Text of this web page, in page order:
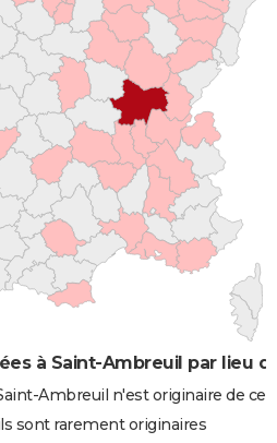
à Saint-Ambreuil par lieu
Ambreuil n'est originaire de ce
sont rarement originaires